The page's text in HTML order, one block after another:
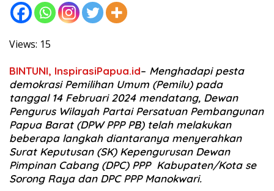
Views: 15
BINTUNI, InspirasiPapua.id– Menghadapi pesta
demokrasi Pemilihan Umum (Pemilu) pada
tanggal 14 Februari 2024 mendatang, Dewan
Pengurus Wilayah Partai Persatuan Pembangunan
Papua Barat (DPW PPP PB) telah melakukan
beberapa langkah diantaranya menyerahkan
Surat Keputusan (SK) Kepengurusan Dewan
Pimpinan Cabang (DPC) PPP Kabupaten/Kota se
Sorong Raya dan DPC PPP Manokwari.